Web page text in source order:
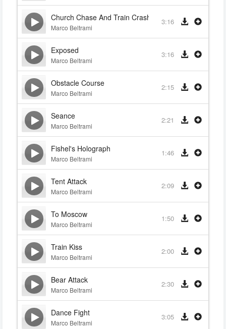
Church Chase And Train Crash
Marco Beltrami
3:16
Exposed
Marco Beltrami
3:16
Obstacle Course
Marco Beltrami
2:15
Seance
Marco Beltrami
2:21
Fishel's Holograph
Marco Beltrami
1:46
Tent Attack
Marco Beltrami
2:09
To Moscow
Marco Beltrami
1:50
Train Kiss
Marco Beltrami
2:00
Bear Attack
Marco Beltrami
2:30
Dance Fight
Marco Beltrami
3:05